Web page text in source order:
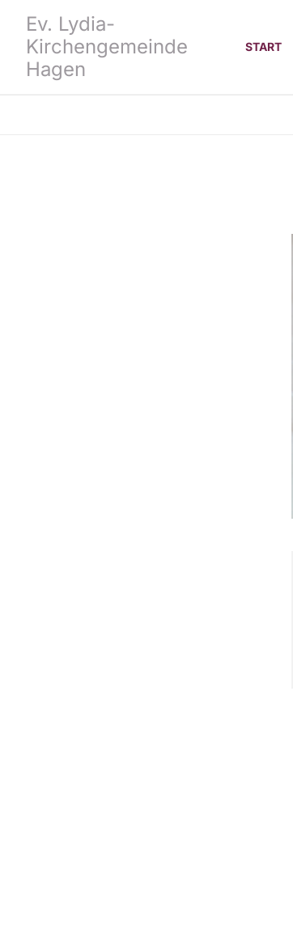
Ev. Lydia-
Kirchengemeinde
Hagen
START